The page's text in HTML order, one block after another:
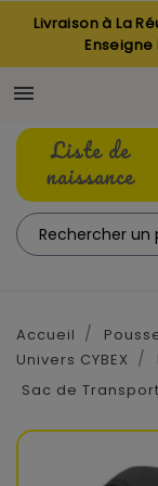
Livraison à La
Enseigne

Liste de
naissance
Accueil
Univers CYBEX
Sac de